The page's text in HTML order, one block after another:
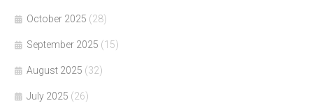
October 2025 (28)
September 2025 (15)
August 2025 (32)
July 2025 (26)